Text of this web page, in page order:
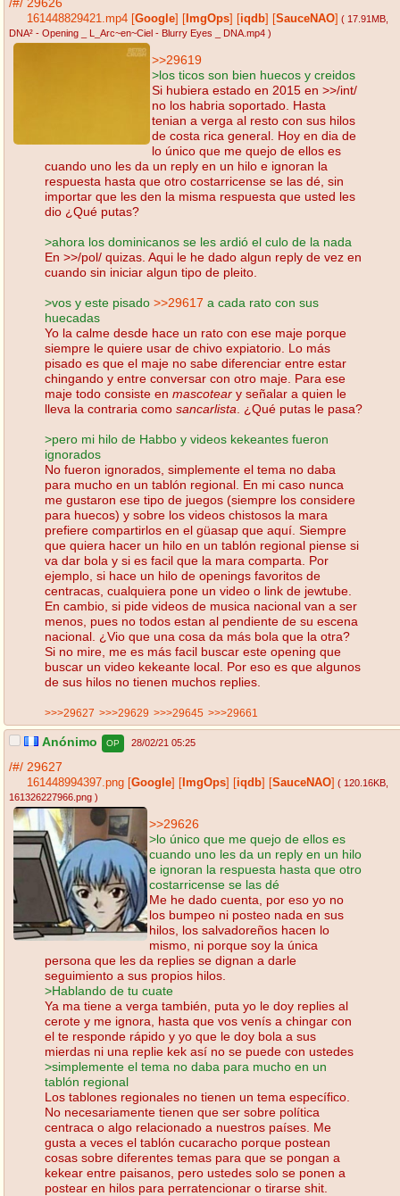
/#/ 29626
161448829421.mp4 Google ImgOps iqdb SauceNAO ( 17.91MB
DNA² - Opening _ L_Arc~en~Ciel - Blurry Eyes _ DNA.mp4 )
>>29619
>los ticos son bien huecos y creidos
Si hubiera estado en 2015 en >>/int/
no los habria soportado. Hasta
tenian a verga al resto con sus hilos
de costa rica general. Hoy en dia de
lo único que me quejo de ellos es
cuando uno les da un reply en un hilo e ignoran la
respuesta hasta que otro costarricense se las dé, sin
importar que les den la misma respuesta que usted les
dio ¿Qué putas?
>ahora los dominicanos se les ardió el culo de la nada
En >>/pol/ quizas. Aqui le he dado algun reply de vez en
cuando sin iniciar algun tipo de pleito.
>vos y este pisado >>29617 a cada rato con sus
huecadas
Yo la calme desde hace un rato con ese maje porque
siempre le quiere usar de chivo expiatorio. Lo más
pisado es que el maje no sabe diferenciar entre estar
chingando y entre conversar con otro maje. Para ese
maje todo consiste en mascotear y señalar a quien le
lleva la contraria como sancarlista . ¿Qué putas le pasa?
>pero mi hilo de Habbo y videos kekeantes fueron
ignorados
No fueron ignorados, simplemente el tema no daba
para mucho en un tablón regional. En mi caso nunca
me gustaron ese tipo de juegos (siempre los considere
para huecos) y sobre los videos chistosos la mara
prefiere compartirlos en el güasap que aquí. Siempre
que quiera hacer un hilo en un tablón regional piense si
va dar bola y si es facil que la mara comparta. Por
ejemplo, si hace un hilo de openings favoritos de
centracas, cualquiera pone un video o link de jewtube.
En cambio, si pide videos de musica nacional van a ser
menos, pues no todos estan al pendiente de su escena
nacional. ¿Vio que una cosa da más bola que la otra?
Si no mire, me es más facil buscar este opening que
buscar un video kekeante local. Por eso es que algunos
de sus hilos no tienen muchos replies.
>>>29627 >>>29629 >>>29645 >>>29661
Anónimo OP 28/02/21 05:25
/#/ 29627
161448994397.png Google ImgOps iqdb SauceNAO ( 120.16KB
161326227966.png )
>>29626
>lo único que me quejo de ellos es
cuando uno les da un reply en un hilo
e ignoran la respuesta hasta que otro
costarricense se las dé
Me he dado cuenta, por eso yo no
los bumpeo ni posteo nada en sus
hilos, los salvadoreños hacen lo
mismo, ni porque soy la única
persona que les da replies se dignan a darle
seguimiento a sus propios hilos.
>Hablando de tu cuate
Ya ma tiene a verga también, puta yo le doy replies al
cerote y me ignora, hasta que vos venís a chingar con
el te responde rápido y yo que le doy bola a sus
mierdas ni una replie kek así no se puede con ustedes
>simplemente el tema no daba para mucho en un
tablón regional
Los tablones regionales no tienen un tema específico.
No necesariamente tienen que ser sobre política
centraca o algo relacionado a nuestros países. Me
gusta a veces el tablón cucaracho porque postean
cosas sobre diferentes temas para que se pongan a
kekear entre paisanos, pero ustedes solo se ponen a
postear en hilos para perratencionar o tirarse shit.